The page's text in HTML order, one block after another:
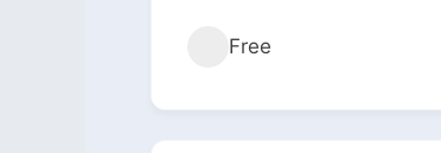
Free